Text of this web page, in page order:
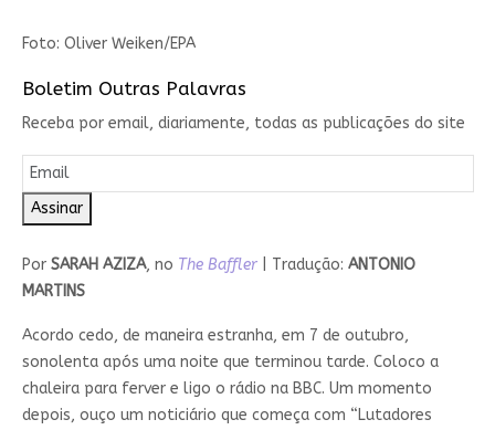
Foto: Oliver Weiken/EPA
Boletim Outras Palavras
Receba por email, diariamente, todas as publicações do site
Assinar
Por SARAH AZIZA, no The Baffler | Tradução: ANTONIO
MARTINS
Acordo cedo, de maneira estranha, em 7 de outubro,
sonolenta após uma noite que terminou tarde. Coloco a
chaleira para ferver e ligo o rádio na BBC. Um momento
depois, ouço um noticiário que começa com “Lutadores